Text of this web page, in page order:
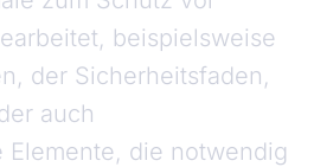
beispielsweise
der Sicherheitsfaden,
auch
Elemente, die notwendig